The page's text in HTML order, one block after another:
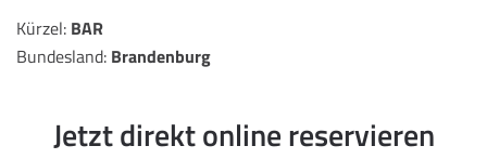
Kürzel: BAR
Bundesland: Brandenburg
Jetzt direkt online reservieren